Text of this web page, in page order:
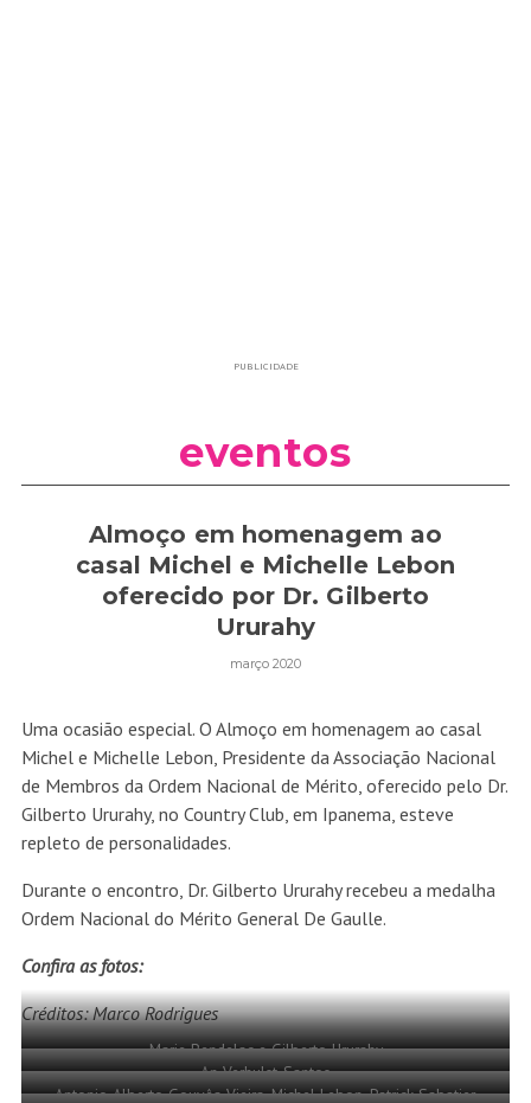
PUBLICIDADE
eventos
Almoço em homenagem ao
casal Michel e Michelle Lebon
oferecido por Dr. Gilberto
Ururahy
março 2020
Uma ocasião especial. O Almoço em homenagem ao casal
Michel e Michelle Lebon, Presidente da Associação Nacional
de Membros da Ordem Nacional de Mérito, oferecido pelo Dr.
Gilberto Ururahy, no Country Club, em Ipanema, esteve
repleto de personalidades.
Durante o encontro, Dr. Gilberto Ururahy recebeu a medalha
Ordem Nacional do Mérito General De Gaulle.
Confira as fotos:
Créditos: Marco Rodrigues
Marie Bendelac e Gilberto Ururahy
An Verhulst-Santos
Antonio Alberto Gouvêa Vieira, Michel Lebon, Patrick Sabatier,